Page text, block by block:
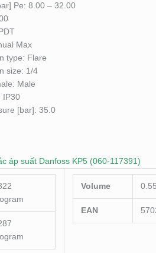
Pe: 8.00 – 32.00
Max
type: Flare
size: 1/4
Male
IP30
[bar]: 35.0
áp suất Danfoss KP5 (060-117391)
Volume
EAN